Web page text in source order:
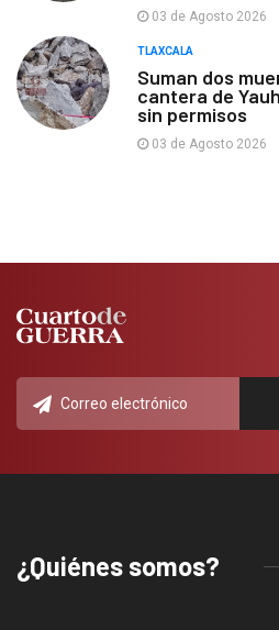
03 de Agosto 2026
TLAXCALA
Suman dos
cantera de
sin permisos
03 de Agosto 2026
¿Quiénes somos?